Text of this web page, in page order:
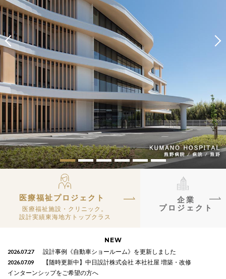
医療福祉プロジェクト
医療福祉施設・クリニック。
設計実績東海地方トップクラス
企業
プロジェクト
NEW
2026.07.27 設計事例《自動車ショールーム》を更新しました
2026.07.09
【随時更新中】中日設計株式会社 本社社屋 増築・改修
インターンシップをご希望の方へ